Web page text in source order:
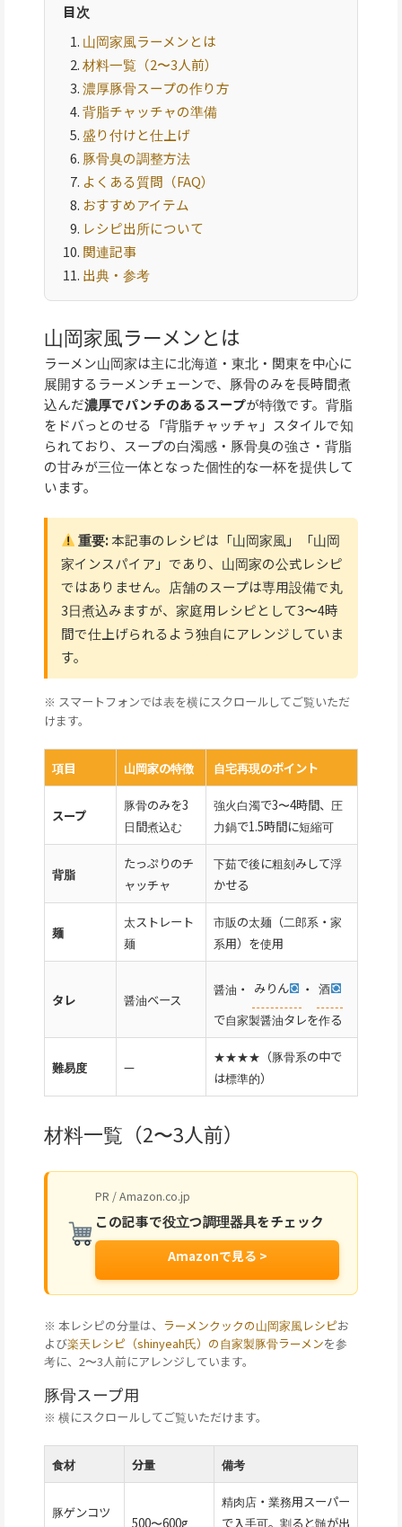
目次
山岡家風ラーメンとは
材料一覧（2〜3人前）
濃厚豚骨スープの作り方
背脂チャッチャの準備
盛り付けと仕上げ
豚骨臭の調整方法
よくある質問（FAQ）
おすすめアイテム
レシピ出所について
関連記事
出典・参考
山岡家風ラーメンとは
ラーメン山岡家は主に北海道・東北・関東を中心に
展開するラーメンチェーンで、豚骨のみを長時間煮
込んだ濃厚でパンチのあるスープが特徴です。背脂
をドバっとのせる「背脂チャッチャ」スタイルで知
られており、スープの白濁感・豚骨臭の強さ・背脂
の甘みが三位一体となった個性的な一杯を提供して
います。
重要:本記事のレシピは「山岡家風」「山岡
家インスパイア」であり、山岡家の公式レシピ
ではありません。店舗のスープは専用設備で丸
3日煮込みますが、家庭用レシピとして3〜4時
間で仕上げられるよう独自にアレンジしていま
す。
※ スマートフォンでは表を横にスクロールしてご覧いただ
けます。
項目 山岡家の特徴 自宅再現のポイント
スープ
豚骨のみを3
日間煮込む
強火白濁で3〜4時間、圧
力鍋で1.5時間に短縮可
背脂
たっぷりのチ
ャッチャ
下茹で後に粗刻みして浮
かせる
麺
太ストレート
麺
市販の太麺（二郎系・家
系用）を使用
タレ 醤油ベース
醤油・ みりん ・ 酒
で自家製醤油タレを作る
難易度 —
★★★★（豚骨系の中で
は標準的）
材料一覧（2〜3人前）
PR / Amazon.co.jp
この記事で役立つ調理器具をチェック
Amazonで見る >
※ 本レシピの分量は、 ラーメンクックの山岡家風レシピお
よび楽天レシピ（shinyeah氏）の自家製豚骨ラーメンを参
考に、2〜3人前にアレンジしています。
豚骨スープ用
※ 横にスクロールしてご覧いただけます。
食材 分量 備考
豚ゲンコツ
500〜600g
精肉店・業務用スーパー
で入手可。割ると髄が出